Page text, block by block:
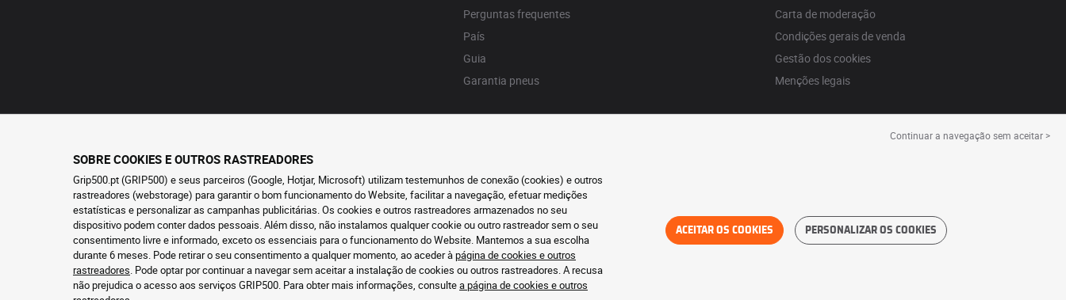
Perguntas frequentes
País
Guia
Garantia pneus
Carta de moderação
Condições gerais de venda
Gestão dos cookies
Menções legais
Continuar a navegação sem aceitar >
SOBRE COOKIES E OUTROS RASTREADORES
Grip500.pt (GRIP500) e seus parceiros (Google, Hotjar, Microsoft) utilizam testemunhos de conexão (cookies) e outros
rastreadores (webstorage) para garantir o bom funcionamento do Website, facilitar a navegação, efetuar medições
estatísticas e personalizar as campanhas publicitárias. Os cookies e outros rastreadores armazenados no seu
dispositivo podem conter dados pessoais. Além disso, não instalamos qualquer cookie ou outro rastreador sem o seu
consentimento livre e informado, exceto os essenciais para o funcionamento do Website. Mantemos a sua escolha
durante 6 meses. Pode retirar o seu consentimento a qualquer momento, ao aceder àpágina de cookies e outros
rastreadores. Pode optar por continuar a navegar sem aceitar a instalação de cookies ou outros rastreadores. A recusa
não prejudica o acesso aos serviços GRIP500. Para obter mais informações, consultea página de cookies e outros
ACEITAR OS COOKIES PERSONALIZAR OS COOKIES